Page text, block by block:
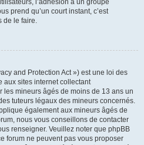
l’adhésion à un groupe
prend qu’un court instant, c’est
de le faire.
and Protection Act ») est une loi des
aux sites internet collectant
mineurs âgés de moins de 13 ans un
tuteurs légaux des mineurs concernés.
également aux mineurs âgés de
nous vous conseillons de contacter
renseigner. Veuillez noter que phpBB
forum ne peuvent pas vous proposer